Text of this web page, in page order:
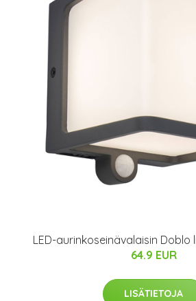
LED-aurinkoseinävalaisin Doblo
64.9 EUR
LISÄTIETOJA